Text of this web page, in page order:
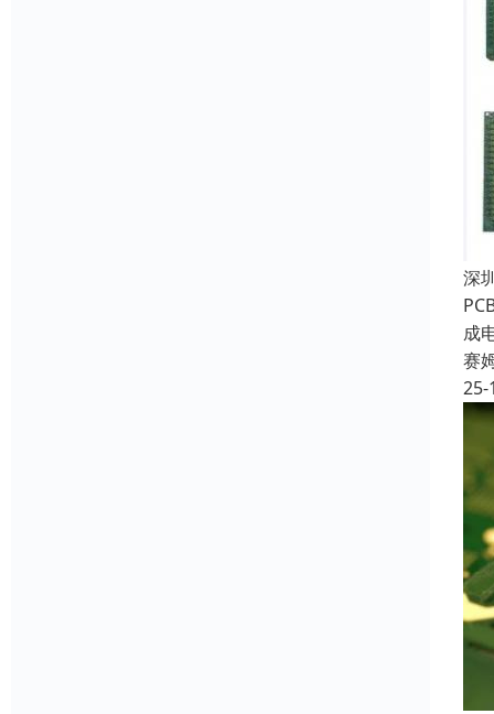
深
成
赛
25-